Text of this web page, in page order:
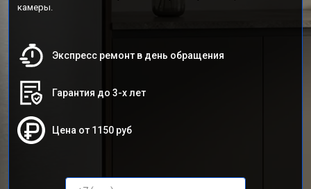
камеры.
Экспресс ремонт в день обращения
Гарантия до 3-х лет
Цена от 1150 руб